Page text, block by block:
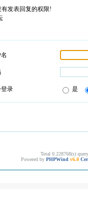
发表回复的权限!
录 是
Total 0.228768(s)
Powered by PHPWind v6.0